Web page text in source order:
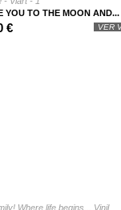
YOU TO THE MOON AND...
€ VER